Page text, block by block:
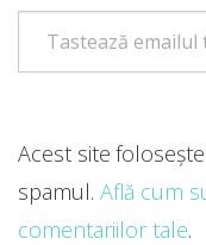
Tastează emailul tău...
Acest site
spamul. Află cum
comentariilor tale.